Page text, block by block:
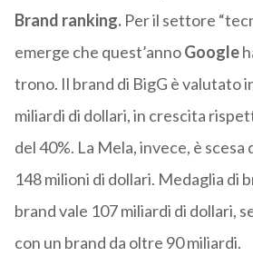
Brand ranking. Per il settore
emerge che quest’annoGoogle
trono. Il brand di BigG è valutato
miliardi di dollari, in crescita
del 40%. La Mela, invece, è scesa
148 milioni di dollari. Medaglia di
brand vale 107 miliardi di dollari,
con un brand da oltre 90 miliardi.